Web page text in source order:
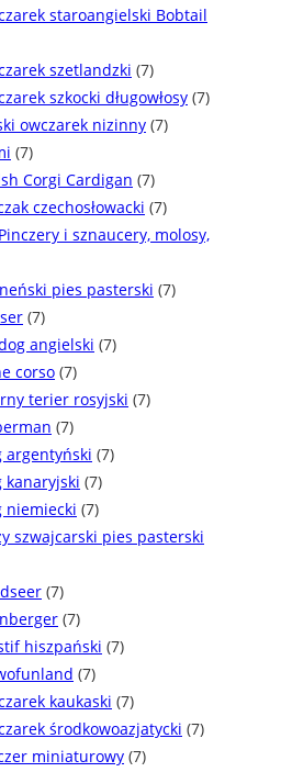
staroangielski Bobtail
szetlandzki (7)
szkocki długowłosy (7)
owczarek nizinny (7)
(7)
Corgi Cardigan (7)
czechosłowacki (7)
i sznaucery, molosy,
pies pasterski (7)
(7)
angielski (7)
corso (7)
terier rosyjski (7)
(7)
argentyński (7)
kanaryjski (7)
niemiecki (7)
szwajcarski pies pasterski
(7)
(7)
hiszpański (7)
(7)
kaukaski (7)
środkowoazjatycki (7)
miniaturowy (7)